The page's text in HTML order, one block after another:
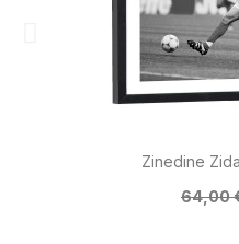
Zinedine
64,00